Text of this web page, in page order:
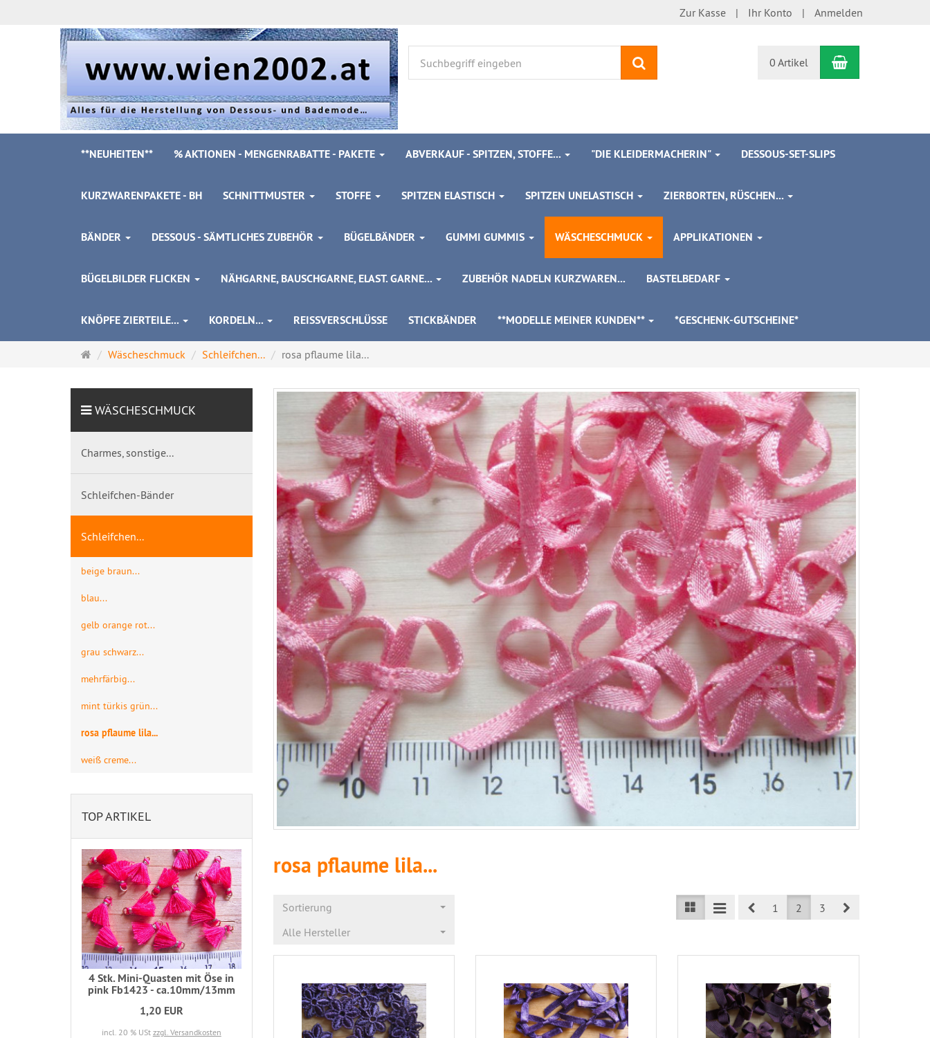
Zur Kasse Ihr Konto Anmelden
0 Artikel Warenkorb
**NEUHEITEN** % AKTIONEN - MENGENRABATTE - PAKETE ABVERKAUF - SPITZEN, STOFFE... "DIE KLEIDERMACHERIN" DESSOUS-SET-SLIPS
KURZWARENPAKETE - BH SCHNITTMUSTER STOFFE SPITZEN ELASTISCH SPITZEN UNELASTISCH ZIERBORTEN, RÜSCHEN...
BÄNDER DESSOUS - SÄMTLICHES ZUBEHÖR BÜGELBÄNDER GUMMI GUMMIS WÄSCHESCHMUCK APPLIKATIONEN
BÜGELBILDER FLICKEN NÄHGARNE, BAUSCHGARNE, ELAST. GARNE... ZUBEHÖR NADELN KURZWAREN... BASTELBEDARF
KNÖPFE ZIERTEILE... KORDELN... REISSVERSCHLÜSSE STICKBÄNDER **MODELLE MEINER KUNDEN** *GESCHENK-GUTSCHEINE*
Startseite
Wäscheschmuck Schleifchen... rosa pflaume lila...
rosa pflaume lila...
Sortierung
Alle Hersteller
Prev1 2 3 Next
WÄSCHESCHMUCK
Charmes, sonstige...
Schleifchen-Bänder
Schleifchen...
beige braun...
blau...
gelb orange rot...
grau schwarz...
mehrfärbig...
mint türkis grün...
rosa pflaume lila...
weiß creme...
TOP ARTIKEL
4 Stk. Mini-Quasten mit Öse in
pink Fb1423 - ca.10mm/13mm
1,20 EUR
incl. 20 % USt zzgl. Versandkosten